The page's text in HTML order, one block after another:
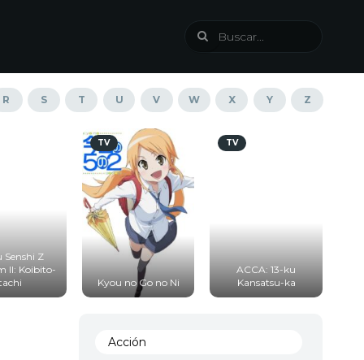
R S T U V W X Y Z
Senshi Z
II: Koibito-
TV
Kyou no Go no Ni
TV
ACCA: 13-ku
Kansatsu-ka
Acción